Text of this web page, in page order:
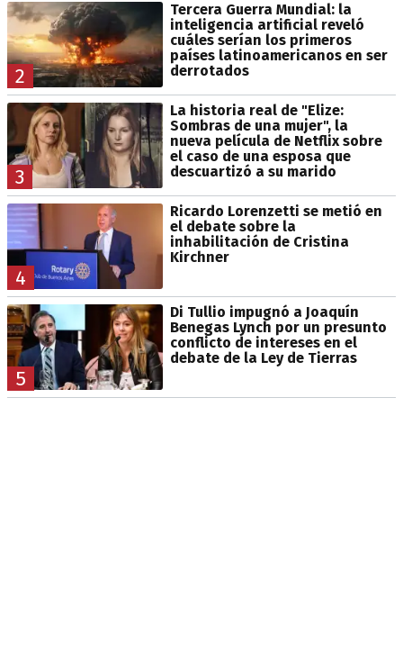
2
Tercera Guerra Mundial: la
inteligencia artificial reveló
cuáles serían los primeros
países latinoamericanos en ser
derrotados
3
La historia real de "Elize:
Sombras de una mujer", la
nueva película de Netflix sobre
el caso de una esposa que
descuartizó a su marido
4
Ricardo Lorenzetti se metió en
el debate sobre la
inhabilitación de Cristina
Kirchner
5
Di Tullio impugnó a Joaquín
Benegas Lynch por un presunto
conflicto de intereses en el
debate de la Ley de Tierras